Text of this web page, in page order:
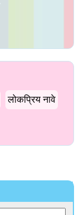
लोकप्रिय नावे